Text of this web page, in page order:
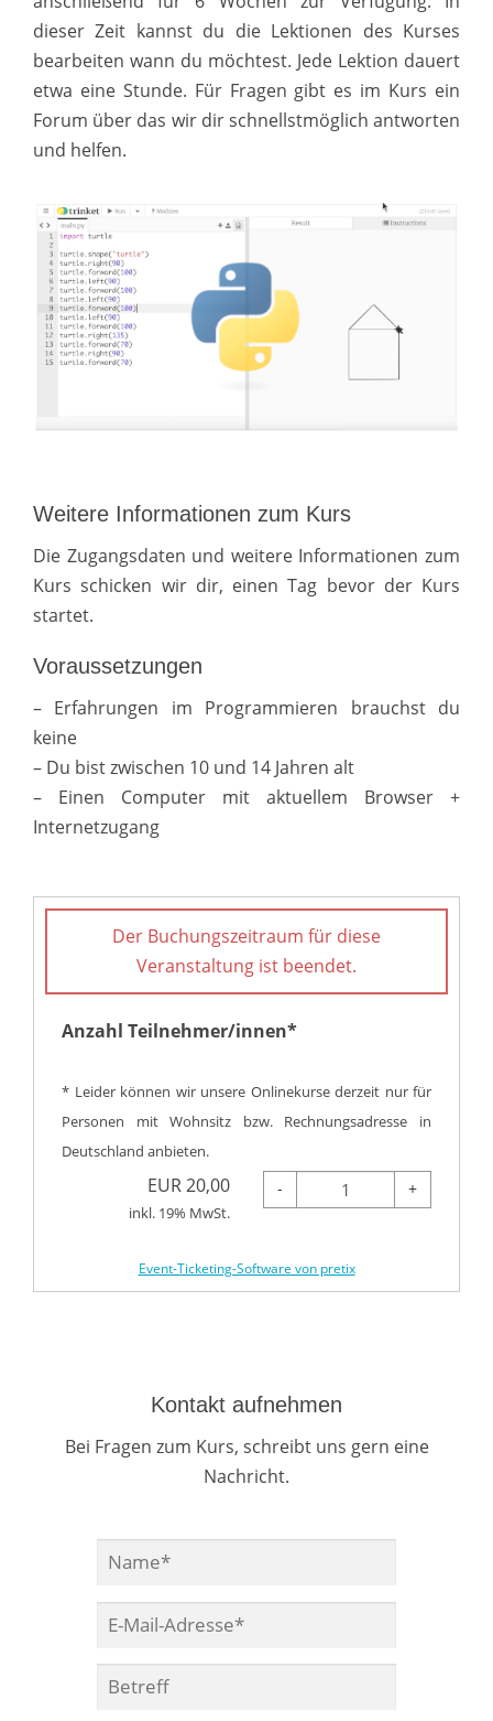
dieser Zeit kannst du die Lektionen des Kurses
bearbeiten wann du möchtest. Jede Lektion dauert
etwa eine Stunde. Für Fragen gibt es im Kurs ein
Forum über das wir dir schnellstmöglich antworten
und helfen.
Weitere Informationen zum Kurs
Die Zugangsdaten und weitere Informationen zum
Kurs schicken wir dir, einen Tag bevor der Kurs
startet.
Voraussetzungen
– Erfahrungen im Programmieren brauchst du
keine
– Du bist zwischen 10 und 14 Jahren alt
– Einen Computer mit aktuellem Browser +
Internetzugang
Der Buchungszeitraum für diese
Veranstaltung ist beendet.
Anzahl Teilnehmer/innen*
* Leider können wir unsere Onlinekurse derzeit nur für
Personen mit Wohnsitz bzw. Rechnungsadresse in
Deutschland anbieten.
EUR20,00
inkl. 19% MwSt.
- +
Event-Ticketing-Software von pretix
Kontakt aufnehmen
Bei Fragen zum Kurs, schreibt uns gern eine
Nachricht.
Wenn du das lesen kannst, lasse dieses Feld bitte leer.